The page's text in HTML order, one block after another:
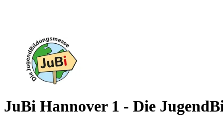
JuBi Hannover 1 - Die